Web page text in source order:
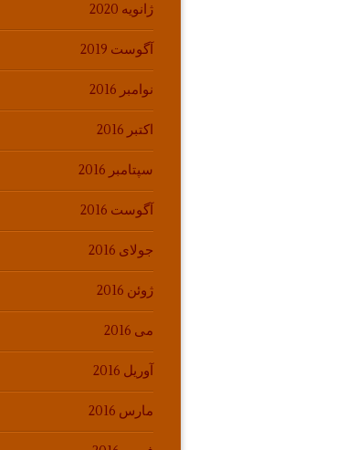
ژانویه 2020
آگوست 2019
نوامبر 2016
اکتبر 2016
سپتامبر 2016
آگوست 2016
جولای 2016
ژوئن 2016
می 2016
آوریل 2016
مارس 2016